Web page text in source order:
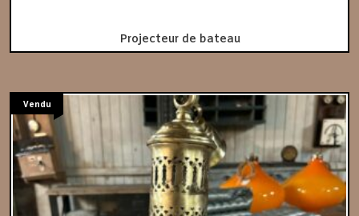
Projecteur de bateau
Vendu